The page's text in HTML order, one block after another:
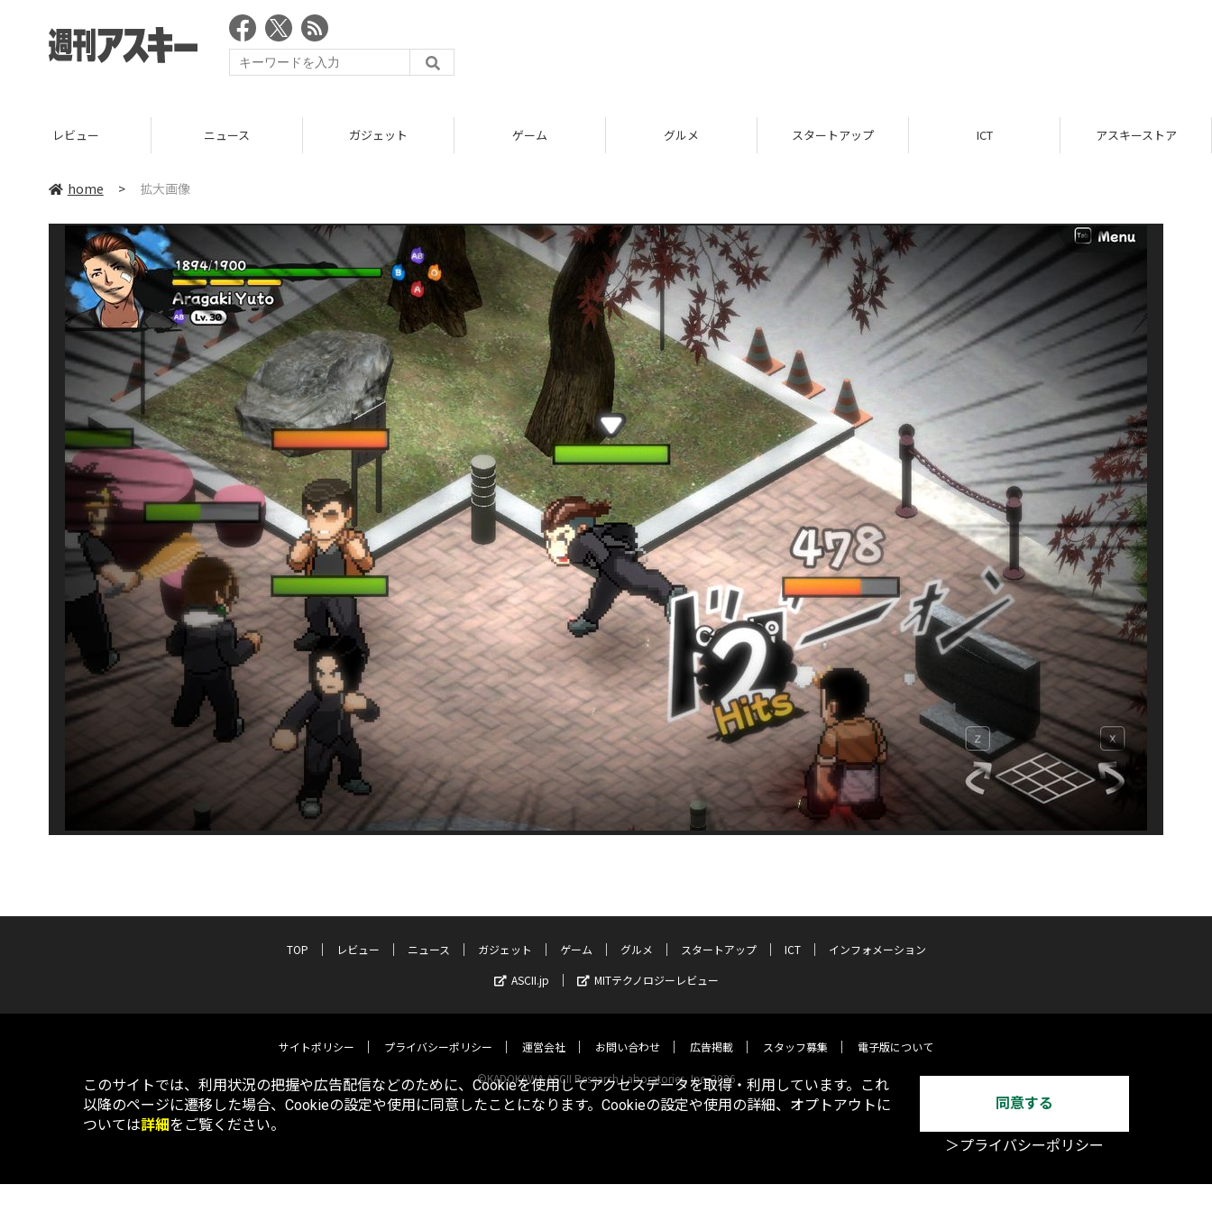
レビュー ニュース ガジェット ゲーム グルメ スタートアップ ICT アスキーストア
home > 拡大画像
TOP レビュー ニュース ガジェット ゲーム グルメ スタートアップ ICT
インフォメーション
ASCII.jp
MITテクノロジーレビュー
サイトポリシー プライバシーポリシー 運営会社 お問い合わせ 広告掲載 スタッフ募集 電子版について
©KADOKAWA ASCII Research Laboratories, Inc. 2026
このサイトでは、利用状況の把握や広告配信などのために、Cookieを使用してアクセスデータを取得・利用しています。これ
以降のページに遷移した場合、Cookieの設定や使用に同意したことになります。Cookieの設定や使用の詳細、オプトアウトに
ついては詳細をご覧ください。
同意する
＞プライバシーポリシー